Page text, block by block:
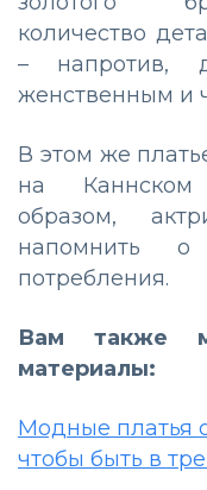
количество
– напротив,
женственным и
В этом же
на Каннском
образом,
напомнить о
потребления.
Вам также
материалы:
Модные платья
чтобы быть в